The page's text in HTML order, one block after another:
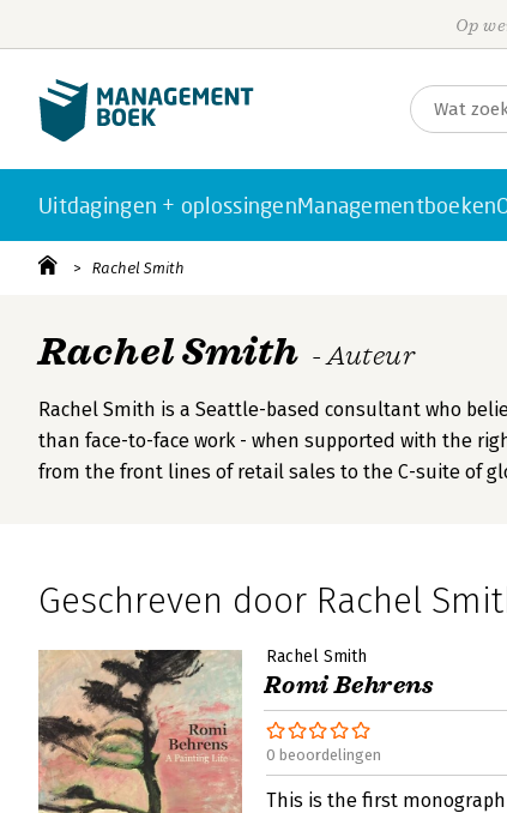
Op
Uitdagingen + oplossingenManagementboeken
Rachel Smith
Rachel Smith - Auteur
Rachel Smith is a Seattle-based consultant who
than face-to-face work - when supported with the
from the front lines of retail sales to the C-suite of
Geschreven door Rachel
Rachel Smith
Romi Behrens
0 beoordelingen
This is the first